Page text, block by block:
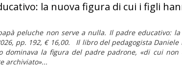
la nuova figura di cui i figli
peluche non serve a nulla. Il padre educativo:
pp. 192, € 16,00. Il libro del pedagogista
dominava la figura del padre padrone, «di cui non
archiviato»...